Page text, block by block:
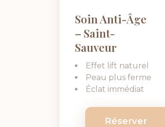
Soin Anti-Âge
– Saint-
Sauveur
Effet lift naturel
Peau plus ferme
Éclat immédiat
Réserver